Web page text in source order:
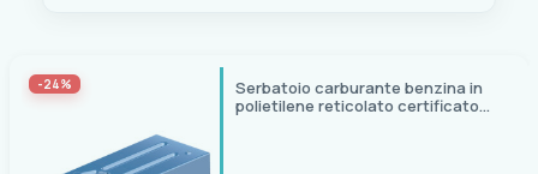
-24%
Serbatoio carburante benzina in
polietilene reticolato certificato